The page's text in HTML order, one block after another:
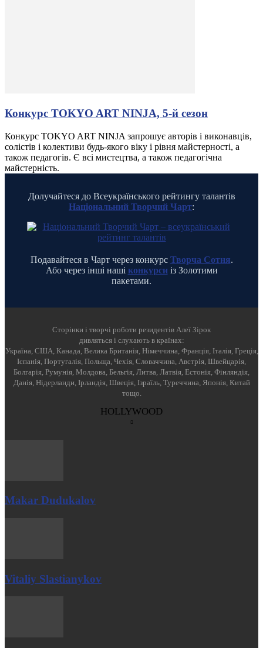
Конкурс TOKYO ART NINJA, 5-й сезон
Конкурс TOKYO ART NINJA запрошує авторів і виконавців,
солістів і колективи будь-якого віку і рівня майстерності, а
також педагогів. Є всі мистецтва, а також педагогічна
майстерність.
Долучайтеся до Всеукраїнського рейтингу талантів
Національний Творчий Чарт:
Подавайтеся в Чарт через конкурс Творча Сотня.
Або через інші наші конкурсиіз Золотими
пакетами.
Cторінки і творчі роботи резидентів Алеї Зірок
дивляться і слухають в країнах:
Україна, США, Канада, Велика Британія, Німеччина, Франція, Італія, Греція,
Іспанія, Португалія, Польща, Чехія, Словаччина, Австрія, Швейцарія,
Болгарія, Румунія, Молдова, Бельгія, Литва, Латвія, Естонія, Фінляндія,
Данія, Нідерланди, Ірландія, Швеція, Ізраїль, Туреччина, Японія, Китай
тощо.
HOLLYWOOD
Makar Dudukalov
Vitaliy Slastianykov